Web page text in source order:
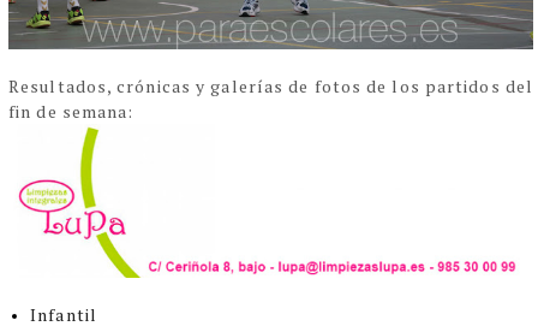
Resultados, crónicas y galerías de fotos de los partidos del
fin de semana:
Infantil